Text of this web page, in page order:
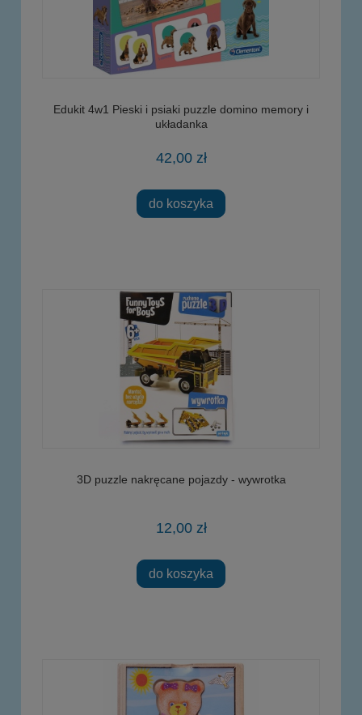
Edukit 4w1 Pieski i psiaki puzzle domino memory i
układanka
42,00 zł
do koszyka
3D puzzle nakręcane pojazdy - wywrotka
12,00 zł
do koszyka